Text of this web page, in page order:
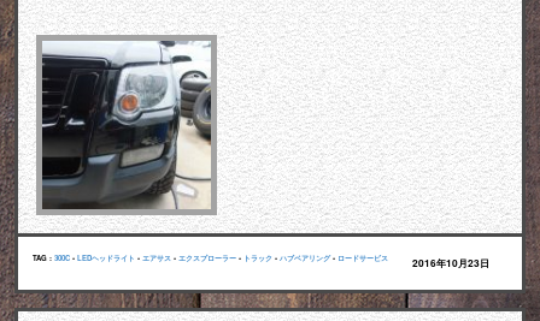
TAG : 300C • LEDヘッドライト • エアサス • エクスプローラー • トラック • ハブベアリング• ロードサービス 2016年10月23日